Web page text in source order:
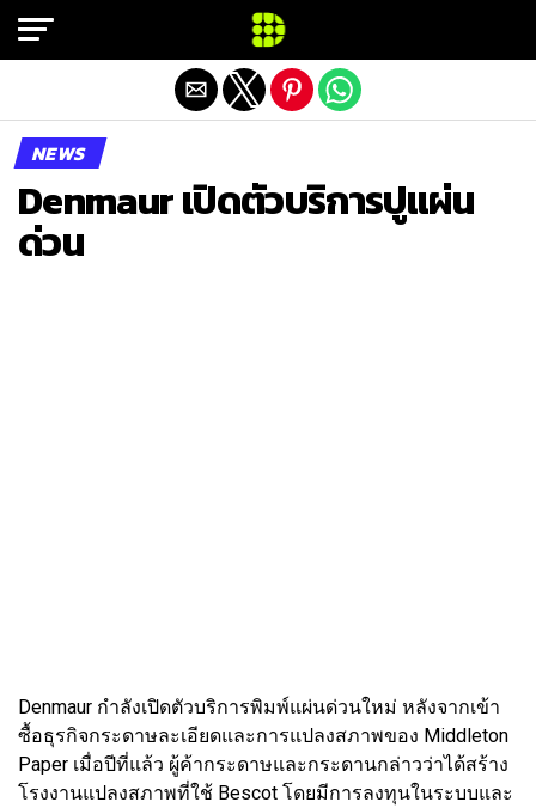
NEWS
Denmaur เปิดตัวบริการปูแผ่น
ด่วน
Denmaur กำลังเปิดตัวบริการพิมพ์แผ่นด่วนใหม่ หลังจากเข้า
ซื้อธุรกิจกระดาษละเอียดและการแปลงสภาพของ Middleton
Paper เมื่อปีที่แล้ว ผู้ค้ากระดาษและกระดานกล่าวว่าได้สร้าง
โรงงานแปลงสภาพที่ใช้ Bescot โดยมีการลงทุนในระบบและ
Exit mobile version